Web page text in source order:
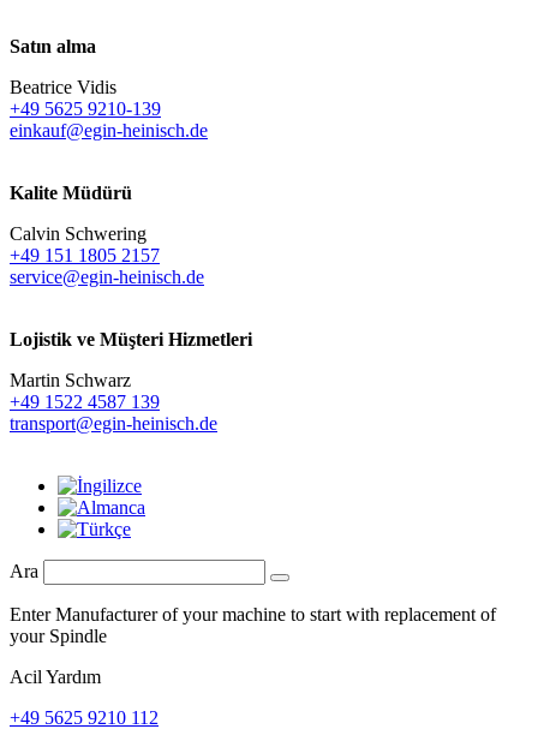
Satın alma
Beatrice Vidis
+49 5625 9210-139
einkauf@egin-heinisch.de
Kalite Müdürü
Calvin Schwering
+49 151 1805 2157
service@egin-heinisch.de
Lojistik ve Müşteri Hizmetleri
Martin Schwarz
+49 1522 4587 139
transport@egin-heinisch.de
Ara
Enter Manufacturer of your machine to start with replacement of
your Spindle
Acil Yardım
+49 5625 9210 112